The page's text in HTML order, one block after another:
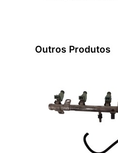
Outros Produtos